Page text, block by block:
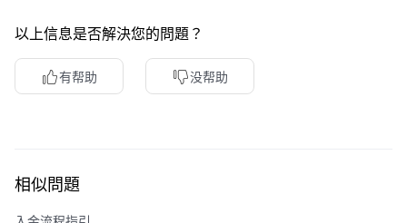
以上信息是否解決您的問題？
有帮助 没帮助
相似問題